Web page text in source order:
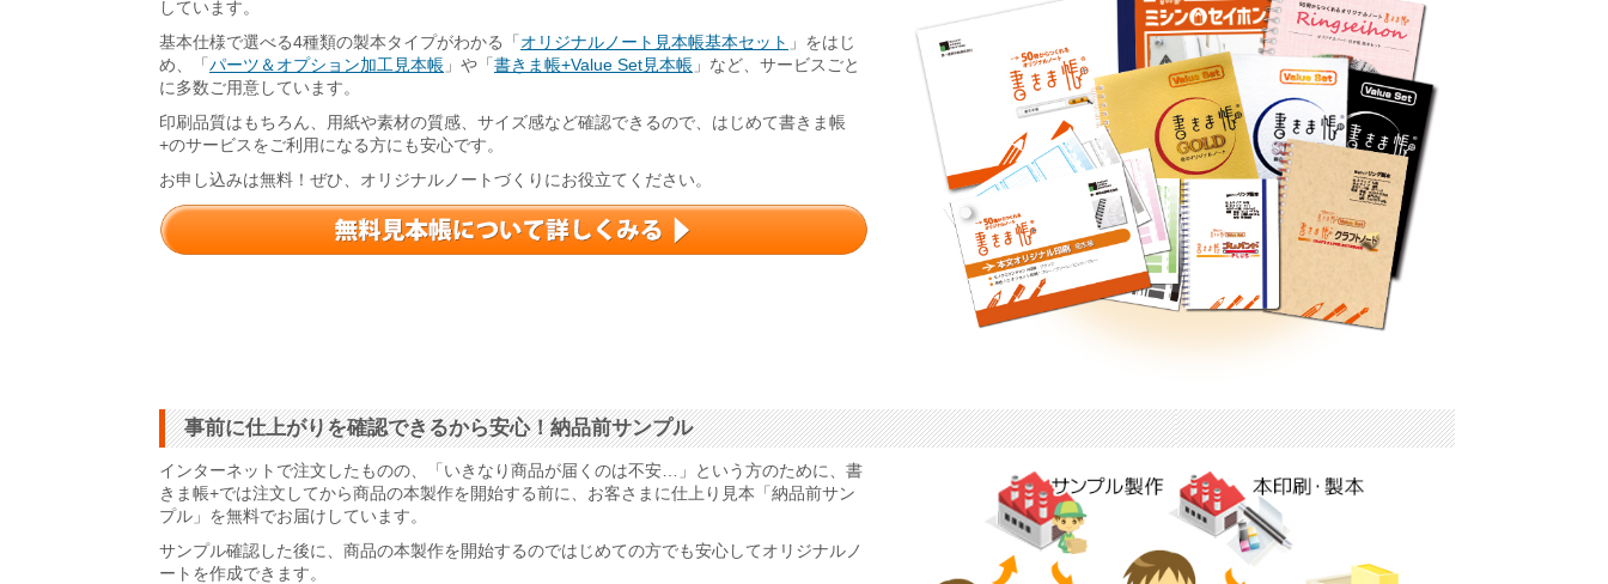
しています。
基本仕様で選べる4種類の製本タイプがわかる「 オリジナルノート見本帳基本セット 」をはじ
め、「 パーツ＆オプション加工見本帳 」や「 書きま帳+Value Set見本帳 」など、サービスごと
に多数ご用意しています。
印刷品質はもちろん、用紙や素材の質感、サイズ感など確認できるので、はじめて書きま帳
+のサービスをご利用になる方にも安心です。
お申し込みは無料！ぜひ、オリジナルノートづくりにお役立てください。
事前に仕上がりを確認できるから安心！納品前サンプル
インターネットで注文したものの、「いきなり商品が届くのは不安…」という方のために、書
きま帳+では注文してから商品の本製作を開始する前に、お客さまに仕上り見本「納品前サン
プル」を無料でお届けしています。
サンプル確認した後に、商品の本製作を開始するのではじめての方でも安心してオリジナルノ
ートを作成できます。